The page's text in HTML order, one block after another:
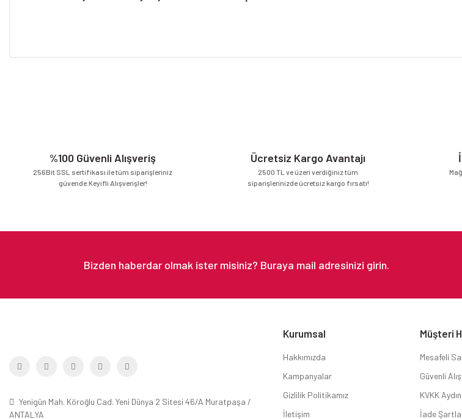
Bu ürüne benzer farklı alternatifler olmalı.
%100 Güvenli Alışveriş
256Bit SSL sertifikası ile tüm siparişleriniz
güvende.Keyifli Alışverişler!
Ücretsiz Kargo Avantajı
2500 TL ve üzeri verdiğiniz tüm
siparişlerinizde ücretsiz kargo fırsatı!
Yenigün Mah. Köroğlu Cad. Yeni Dünya 2 Sitesi 46/A Muratpaşa /
ANTALYA
Kurumsal
Hakkımızda
Kampanyalar
Gizlilik Politikamız
İletişim
Müşteri
Mesafeli
Güvenli
KVKK
İade